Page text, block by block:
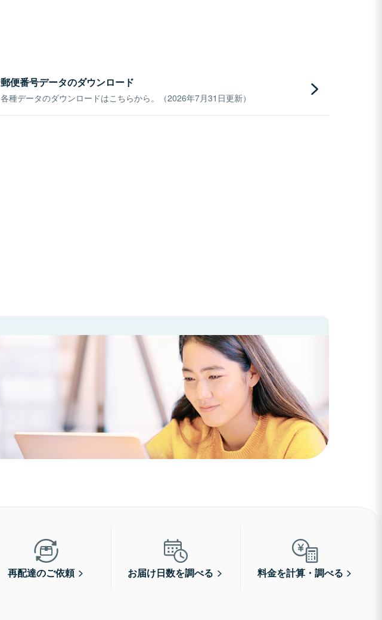
郵便番号データのダウンロード
各種データのダウンロードはこちらから。（2026年7月31日更新）
再配達のご依頼 お届け日数を調べる 料金を計算・調べる